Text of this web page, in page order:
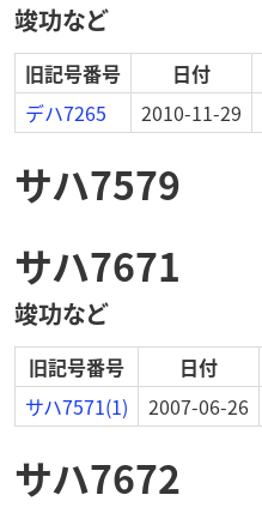
竣功など
旧記号番号 日付
デハ7265
2010-11-29
サハ7579
サハ7671
竣功など
旧記号番号 日付
サハ7571(1)
2007-06-26
サハ7672